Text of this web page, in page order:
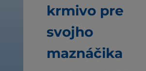
krmivo pre
svojho
maznáčika